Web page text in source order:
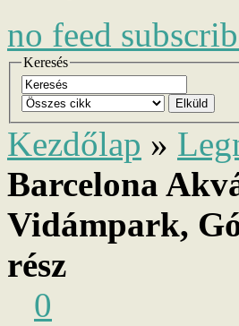
no feed
Keresés
Elküld
Kezdőlap »
Barcelona
Vidámpark,
rész
0